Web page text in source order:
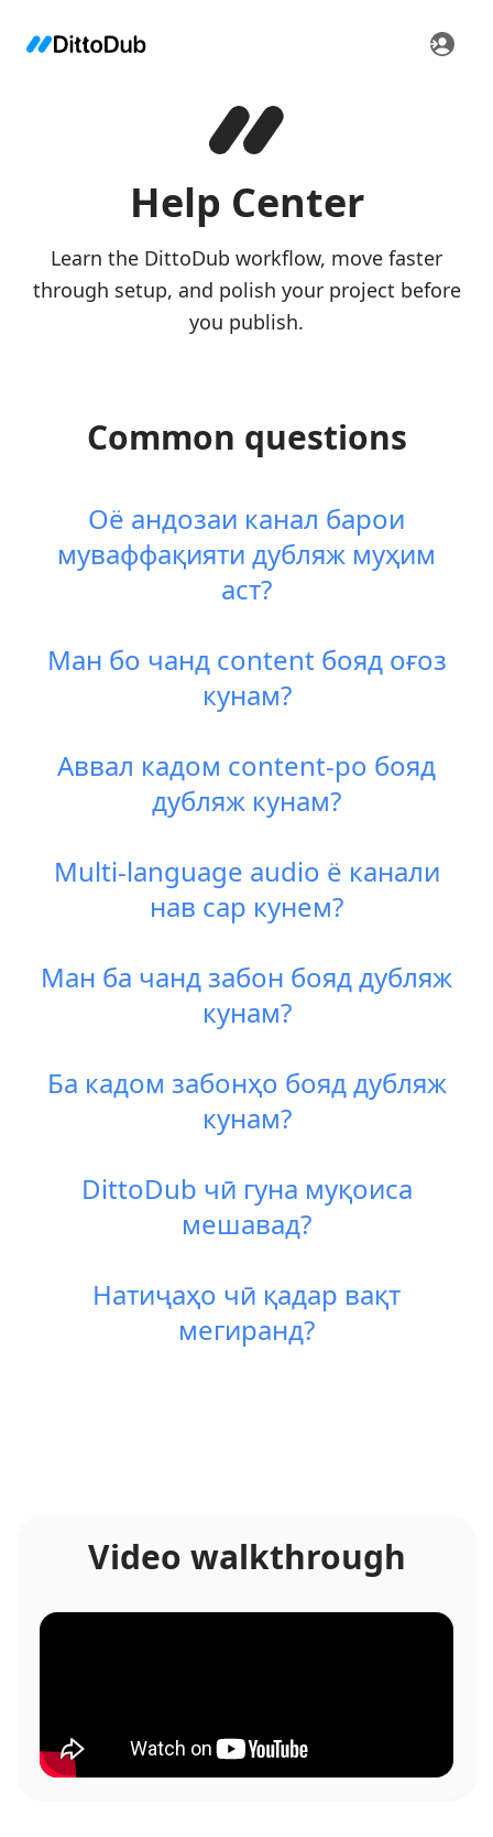
Help Center
Learn the DittoDub workflow, move faster
through setup, and polish your project before
you publish.
Common questions
Оё андозаи канал барои
муваффақияти дубляж муҳим
аст?
Ман бо чанд content бояд оғоз
кунам?
Аввал кадом content-ро бояд
дубляж кунам?
Multi-language audio ё канали
нав сар кунем?
Ман ба чанд забон бояд дубляж
кунам?
Ба кадом забонҳо бояд дубляж
кунам?
DittoDub чӣ гуна муқоиса
мешавад?
Натиҷаҳо чӣ қадар вақт
мегиранд?
Video walkthrough